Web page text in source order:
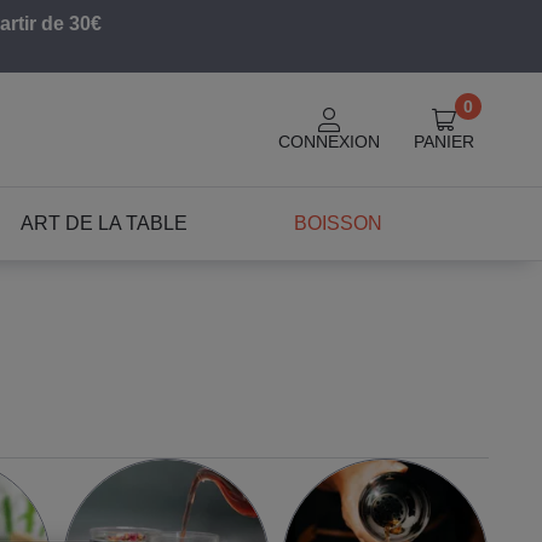
de 30€
CONNEXION PANIER
0
ART DE LA TABLE BOISSON